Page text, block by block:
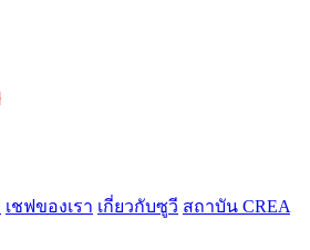
เชฟของเรา เกี่ยวกับซูวี สถาบัน CREA